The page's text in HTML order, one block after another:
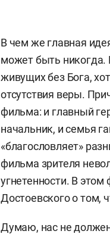
В чем же главная
может быть никогда.
живущих без Бога,
отсутствия веры.
фильма: и главный
начальник, и семья
«благословляет»
фильма зрителя
угнетенности. В
Достоевского о том,
Думаю, нас не